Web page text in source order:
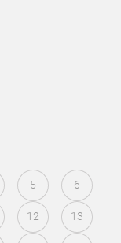
5 6
12 13